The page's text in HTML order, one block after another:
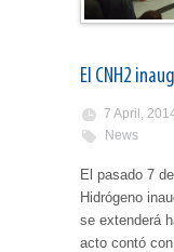
El CNH2
7 April,
News
El pasado 7
Hidrógeno
se extenderá
acto contó